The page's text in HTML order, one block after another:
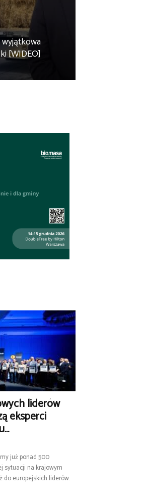
wyjątkowa
[WIDEO]
liderów
eksperci
już ponad 500
sytuacji na krajowym
do europejskich liderów.